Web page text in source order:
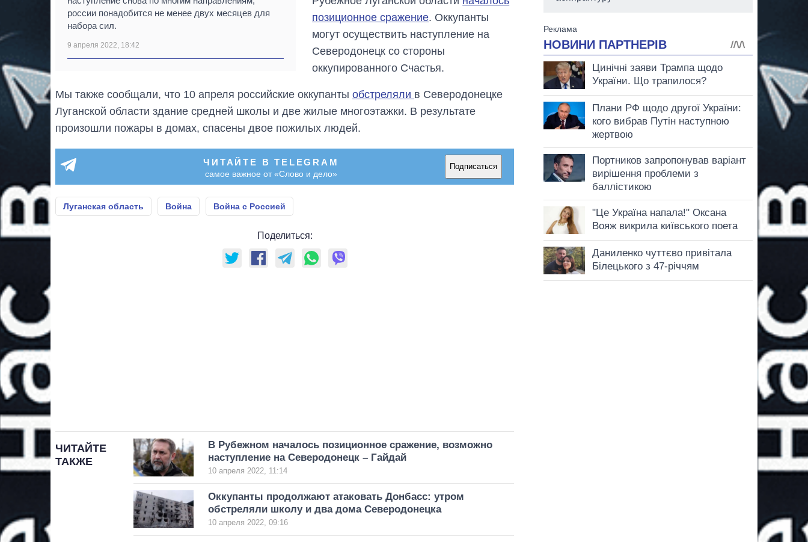
россии понадобится не менее двух месяцев для
набора сил.
9 апреля 2022, 18:42
позиционное сражение. Оккупанты
могут осуществить наступление на
Северодонецк со стороны
оккупированного Счастья.
Мы также сообщали, что 10 апреля российские оккупанты обстреляли в Северодонецке
Луганской области здание средней школы и две жилые многоэтажки. В результате
произошли пожары в домах, спасены двое пожилых людей.
ЧИТАЙТЕ В TELEGRAM
самое важное от «Слово и дело»
Подписаться
Луганская область Война Война с Россией
Поделиться:
ЧИТАЙТЕ
ТАКЖЕ
В Рубежном началось позиционное сражение, возможно
наступление на Северодонецк – Гайдай
10 апреля 2022, 11:14
Оккупанты продолжают атаковать Донбасс: утром
обстреляли школу и два дома Северодонецка
10 апреля 2022, 09:16